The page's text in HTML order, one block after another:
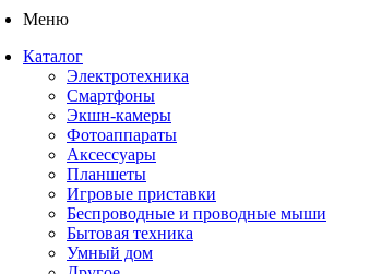
Меню
Каталог
Электротехника
Смартфоны
Экшн-камеры
Фотоаппараты
Аксессуары
Планшеты
Игровые приставки
Беспроводные и проводные мыши
Бытовая техника
Умный дом